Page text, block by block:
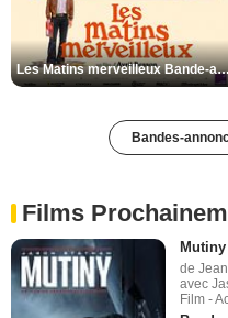
Les Matins merveilleux
Bandes-
Films
Mutiny
de
avec
Film -